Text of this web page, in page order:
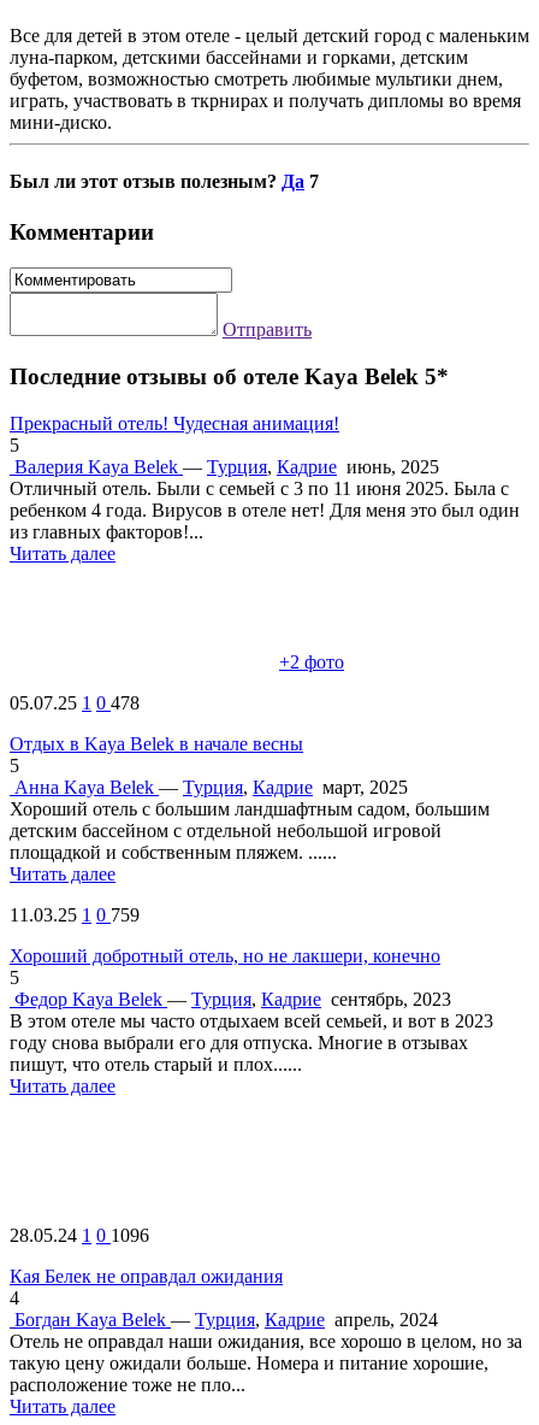
Все для детей в этом отеле - целый детский город с маленьким
луна-парком, детскими бассейнами и горками, детским
буфетом, возможностью смотреть любимые мультики днем,
играть, участвовать в ткрнирах и получать дипломы во время
мини-диско.
Был ли этот отзыв полезным? Да 7
Комментарии
Отправить
Последние отзывы об отеле Kaya Belek 5*
Прекрасный отель! Чудесная анимация!
5
Валерия Kaya Belek — Турция, Кадрие июнь, 2025
Отличный отель. Были с семьей с 3 по 11 июня 2025. Была с
ребенком 4 года. Вирусов в отеле нет! Для меня это был один
из главных факторов!...
Читать далее
+2 фото
05.07.25 1 0 478
Отдых в Kaya Belek в начале весны
5
Анна Kaya Belek — Турция, Кадрие март, 2025
Хороший отель с большим ландшафтным садом, большим
детским бассейном с отдельной небольшой игровой
площадкой и собственным пляжем. ......
Читать далее
11.03.25 1 0 759
Хороший добротный отель, но не лакшери, конечно
5
Федор Kaya Belek — Турция, Кадрие сентябрь, 2023
В этом отеле мы часто отдыхаем всей семьей, и вот в 2023
году снова выбрали его для отпуска. Многие в отзывах
пишут, что отель старый и плох......
Читать далее
28.05.24 1 0 1096
Кая Белек не оправдал ожидания
4
Богдан Kaya Belek — Турция, Кадрие апрель, 2024
Отель не оправдал наши ожидания, все хорошо в целом, но за
такую цену ожидали больше. Номера и питание хорошие,
расположение тоже не пло...
Читать далее